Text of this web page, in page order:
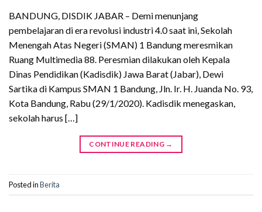
BANDUNG, DISDIK JABAR – Demi menunjang
pembelajaran di era revolusi industri 4.0 saat ini, Sekolah
Menengah Atas Negeri (SMAN) 1 Bandung meresmikan
Ruang Multimedia 88. Peresmian dilakukan oleh Kepala
Dinas Pendidikan (Kadisdik) Jawa Barat (Jabar), Dewi
Sartika di Kampus SMAN 1 Bandung, Jln. Ir. H. Juanda No. 93,
Kota Bandung, Rabu (29/1/2020). Kadisdik menegaskan,
sekolah harus […]
CONTINUE READING →
Posted inBerita